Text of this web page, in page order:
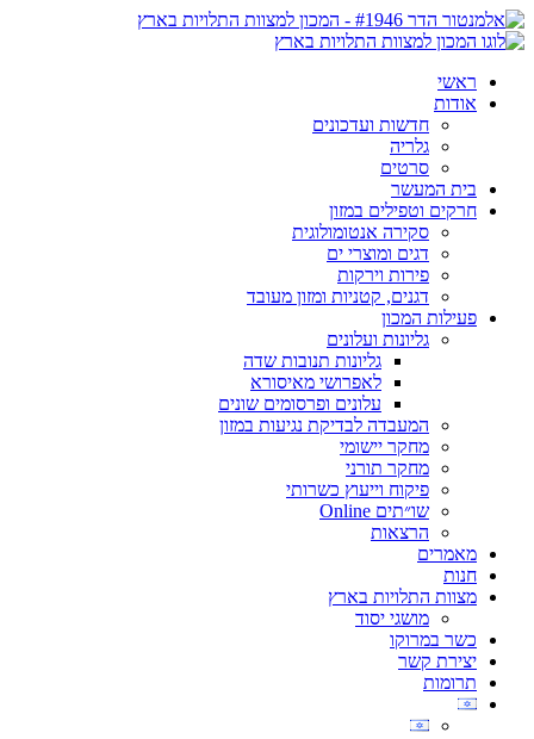
ראשי
אודות
חדשות ועדכונים
גלריה
סרטים
בית המעשר
חרקים וטפילים במזון
סקירה אנטומולוגית
דגים ומוצרי ים
פירות וירקות
דגנים, קטניות ומזון מעובד
פעילות המכון
גליונות ועלונים
גליונות תנובות שדה
לאפרושי מאיסורא
עלונים ופרסומים שונים
המעבדה לבדיקת נגיעות במזון
מחקר יישומי
מחקר תורני
פיקוח וייעוץ כשרותי
שו״תים Online
הרצאות
מאמרים
חנות
מצוות התלויות בארץ
מושגי יסוד
כשר במרוקו
יצירת קשר
תרומות